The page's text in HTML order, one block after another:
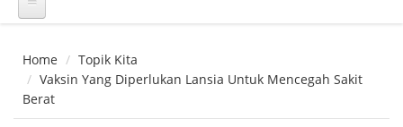
Home
Topik Kita
Vaksin Yang Diperlukan Lansia Untuk Mencegah Sakit
Berat